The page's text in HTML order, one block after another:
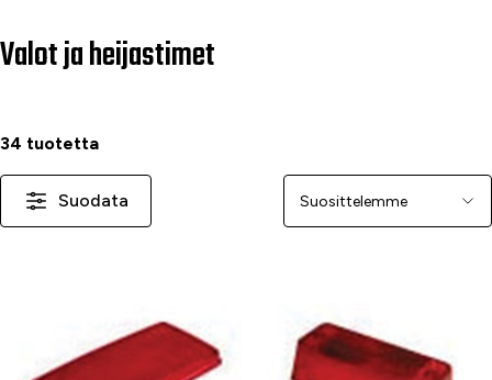
Valot ja heijastimet
34 tuotetta
Suodata Järjestä